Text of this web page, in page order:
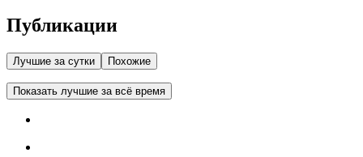
Публикации
Лучшие за сутки Похожие
Показать лучшие за всё время